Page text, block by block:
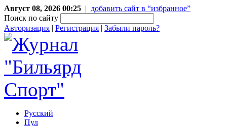
Август 08, 2026 00:25 | добавить сайт в “избранное”
Поиск по сайту
Авторизация | Регистрация | Забыли пароль?
Русский
Пул